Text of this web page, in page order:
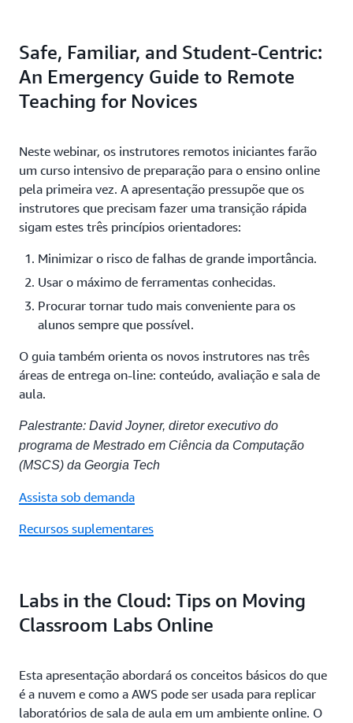
Safe, Familiar, and Student-Centric:
An Emergency Guide to Remote
Teaching for Novices
Neste webinar, os instrutores remotos iniciantes farão
um curso intensivo de preparação para o ensino online
pela primeira vez. A apresentação pressupõe que os
instrutores que precisam fazer uma transição rápida
sigam estes três princípios orientadores:
Minimizar o risco de falhas de grande importância.
Usar o máximo de ferramentas conhecidas.
Procurar tornar tudo mais conveniente para os
alunos sempre que possível.
O guia também orienta os novos instrutores nas três
áreas de entrega on-line: conteúdo, avaliação e sala de
aula.
Palestrante: David Joyner, diretor executivo do
programa de Mestrado em Ciência da Computação
(MSCS) da Georgia Tech
Assista sob demanda
Recursos suplementares
Labs in the Cloud: Tips on Moving
Classroom Labs Online
Esta apresentação abordará os conceitos básicos do que
é a nuvem e como a AWS pode ser usada para replicar
laboratórios de sala de aula em um ambiente online. O